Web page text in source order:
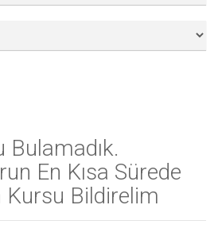
Bulamadık.
En Kısa Sürede
Kursu Bildirelim